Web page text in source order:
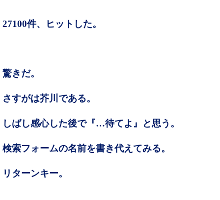
27100件、ヒットした。
驚きだ。
さすがは芥川である。
しばし感心した後で『…待てよ』と思う。
検索フォームの名前を書き代えてみる。
リターンキー。